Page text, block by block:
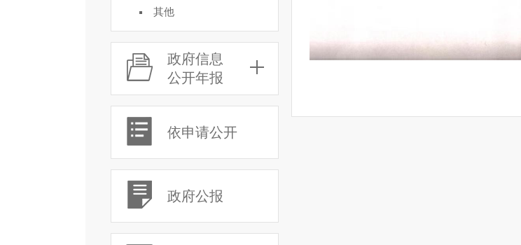
其他
政府信息
公开年报
依申请公开
政府公报